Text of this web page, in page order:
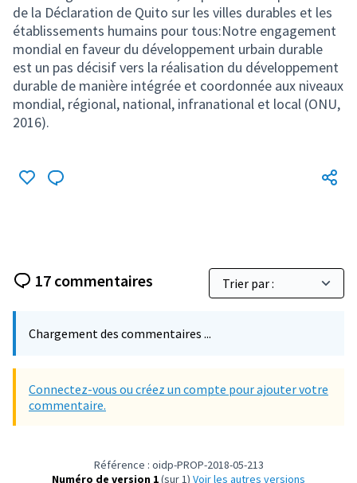
17 commentaires
Chargement des commentaires ...
Connectez-vous ou créez un compte pour ajouter votre
commentaire.
Référence : oidp-PROP-2018-05-213
Numéro de version 1(sur 1) voir les autres versions